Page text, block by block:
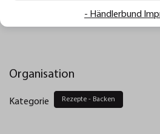
Organisation
Kategorie Rezepte - Backen
- Händlerbund